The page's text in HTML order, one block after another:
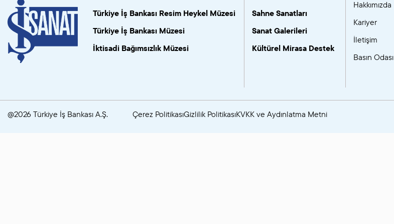
SANAT GALERILERI
KÜLTÜREL MIRASA
Türkiye İş Bankası Resim Heykel Müzesi
Türkiye İş Bankası Müzesi
İktisadi Bağımsızlık Müzesi
Sahne Sanatları
Sanat Galerileri
Kültürel Mirasa Destek
Hakkımızda
Kariyer
İletişim
Basın Odası
@2026 Türkiye İş Bankası A.Ş. Çerez PolitikasıGizlilik PolitikasıKVKK ve Aydınlatma Metni